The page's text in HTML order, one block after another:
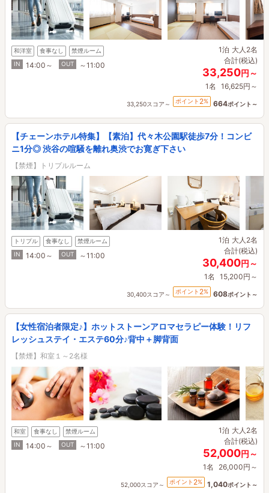
和洋室 食事なし
禁煙ルーム
IN
14:00～ OUT ～11:00
1泊 大人2名
合計(税込)
33,250円～
1名 16,625円～
33,250スコア～ ポイント 2% 664ポイント～
【チェーンホテル特集】【素泊】代々木公園駅徒歩7分！コンビ
ニ1分◎ 渋谷の喧騒を離れ奥渋でお寛ぎ下さい
【禁煙】トリプルルーム
トリプル 食事なし
禁煙ルーム
IN
14:00～ OUT ～11:00
1泊 大人2名
合計(税込)
30,400円～
1名 15,200円～
30,400スコア～ ポイント 2% 608ポイント～
【女性宿泊者限定♪】ホットストーンアロマセラピー体験！リフ
レッシュステイ・エステ60分♪背中＋脚背面
【禁煙】和室１～2名様
和室 食事なし
禁煙ルーム
IN
14:00～ OUT ～11:00
1泊 大人2名
合計(税込)
52,000円～
1名 26,000円～
52,000スコア～ ポイント 2% 1,040ポイント～